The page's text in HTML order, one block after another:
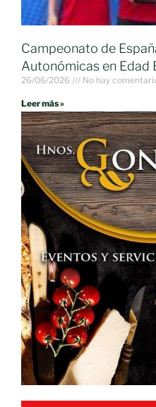
Campeonato de
Autonómicas en Edad
26/06/2026 No hay
Leer más »